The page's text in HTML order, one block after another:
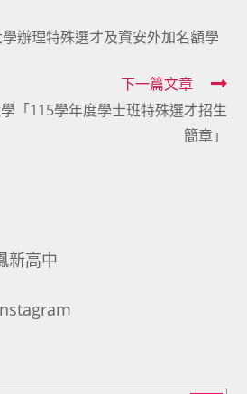
學辦理特殊選才及資安外加名額學
下一篇文章
學「115學年度學士班特殊選才招生
簡章」
新高中